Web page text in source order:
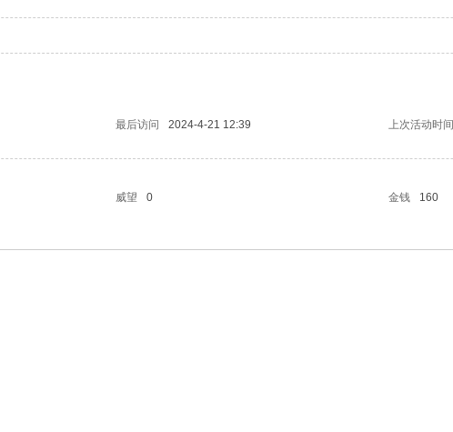
最后访问 2024-4-21 12:39 上次活动时间
威望 0 金钱
160